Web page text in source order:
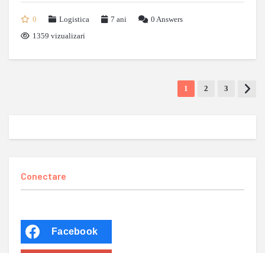
0 Logistica 7 ani 0 Answers
1359 vizualizari
1 2 3
Conectare
Facebook